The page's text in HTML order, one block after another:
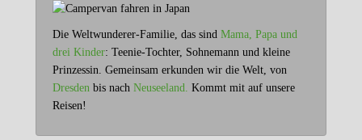
Die Weltwunderer-Familie, das sind Mama, Papa und
drei Kinder: Teenie-Tochter, Sohnemann und kleine
Prinzessin. Gemeinsam erkunden wir die Welt, von
Dresden bis nach Neuseeland. Kommt mit auf unsere
Reisen!